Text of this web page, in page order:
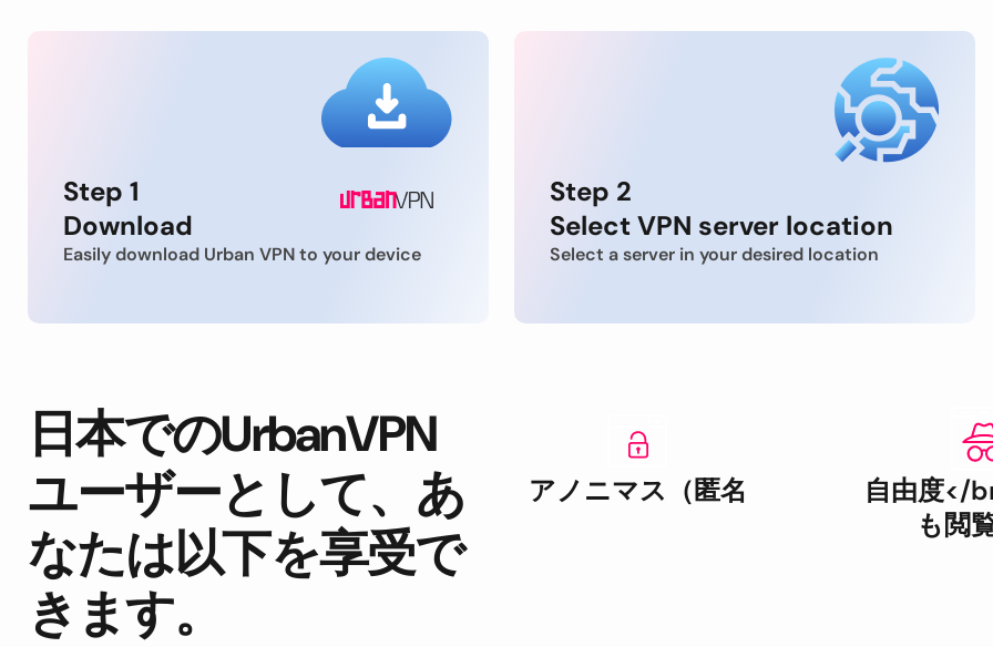
Step 1
Download
Easily download Urban VPN to your device
Step 2
Select VPN server location
Select a server in your desired location
日本でのUrbanVPN
ユーザーとして、あ
なたは以下を享受で
きます。
アノニマス（匿名
自由度</
も閲